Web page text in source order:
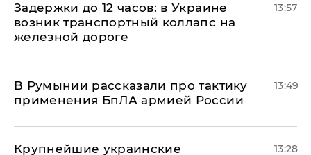
Задержки до 12 часов: в Украине
возник транспортный коллапс на
железной дороге
13:57
В Румынии рассказали про тактику
применения БпЛА армией России
13:49
Крупнейшие украинские
13:28